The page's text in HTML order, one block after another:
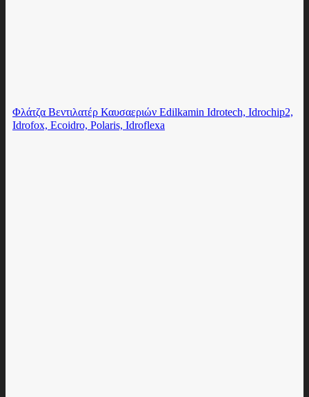
Φλάτζα Βεντιλατέρ Καυσαεριών Edilkamin Idrotech, Idrochip2,
Idrofox, Ecoidro, Polaris, Idroflexa